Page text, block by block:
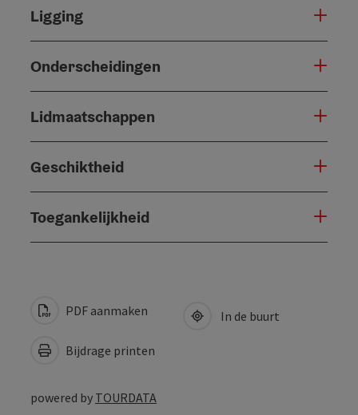
Ligging
Onderscheidingen
Lidmaatschappen
Geschiktheid
Toegankelijkheid
PDF aanmaken
Bijdrage printen
In de buurt
powered by TOURDATA